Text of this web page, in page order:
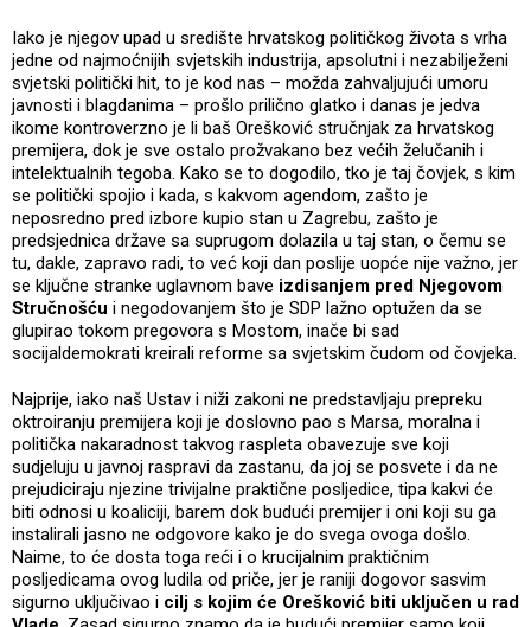
Iako je njegov upad u središte hrvatskog političkog života s vrha
jedne od najmoćnijih svjetskih industrija, apsolutni i nezabilježeni
svjetski politički hit, to je kod nas – možda zahvaljujući umoru
javnosti i blagdanima – prošlo prilično glatko i danas je jedva
ikome kontroverzno je li baš Orešković stručnjak za hrvatskog
premijera, dok je sve ostalo prožvakano bez većih želučanih i
intelektualnih tegoba. Kako se to dogodilo, tko je taj čovjek, s kim
se politički spojio i kada, s kakvom agendom, zašto je
neposredno pred izbore kupio stan u Zagrebu, zašto je
predsjednica države sa suprugom dolazila u taj stan, o čemu se
tu, dakle, zapravo radi, to već koji dan poslije uopće nije važno, jer
se ključne stranke uglavnom bave izdisanjem pred Njegovom
Stručnošću i negodovanjem što je SDP lažno optužen da se
glupirao tokom pregovora s Mostom, inače bi sad
socijaldemokrati kreirali reforme sa svjetskim čudom od čovjeka.
Najprije, iako naš Ustav i niži zakoni ne predstavljaju prepreku
oktroiranju premijera koji je doslovno pao s Marsa, moralna i
politička nakaradnost takvog raspleta obavezuje sve koji
sudjeluju u javnoj raspravi da zastanu, da joj se posvete i da ne
prejudiciraju njezine trivijalne praktične posljedice, tipa kakvi će
biti odnosi u koaliciji, barem dok budući premijer i oni koji su ga
instalirali jasno ne odgovore kako je do svega ovoga došlo.
Naime, to će dosta toga reći i o krucijalnim praktičnim
posljedicama ovog ludila od priče, jer je raniji dogovor sasvim
sigurno uključivao i cilj s kojim će Orešković biti uključen u rad